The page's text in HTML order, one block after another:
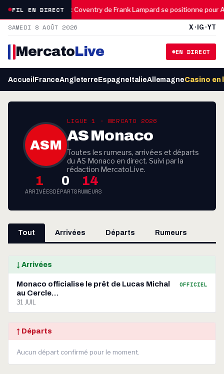
FIL EN DIRECT
08:30 OM : Coventry de Frank Lampard se positionne pour
SAMEDI 8 AOÛT 2026 X · IG · YT
MercatoLive EN DIRECT
Accueil FranceAngleterreEspagneItalieAllemagneCasino en
ASM
LIGUE 1 · MERCATO 2026
AS Monaco
Toutes les rumeurs, arrivées et départs
du AS Monaco en direct. Suivi par la
rédaction MercatoLive.
1
ARRIVÉES
0
DÉPARTS
14
RUMEURS
Tout Arrivées Départs Rumeurs
↓ Arrivées
Monaco officialise le prêt de Lucas Michal
au Cercle…
OFFICIEL
31 JUIL
↑ Départs
Aucun départ confirmé pour le moment.